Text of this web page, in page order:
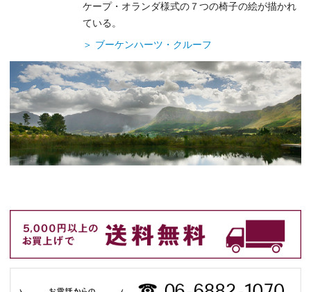
ケープ・オランダ様式の７つの椅子の絵が描かれ
ている。
＞ ブーケンハーツ・クルーフ